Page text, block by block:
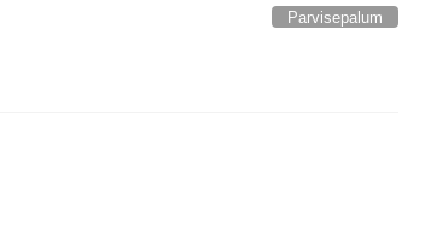
Parvisepalum